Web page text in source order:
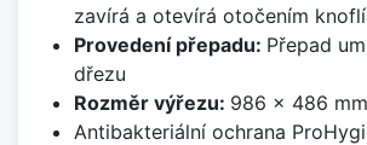
zavírá a otevírá otočením
Provedení přepadu: Přepad
dřezu
Rozměr výřezu: 986 x 486 mm
Antibakteriální ochrana